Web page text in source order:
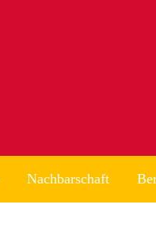
Nachbarschaft